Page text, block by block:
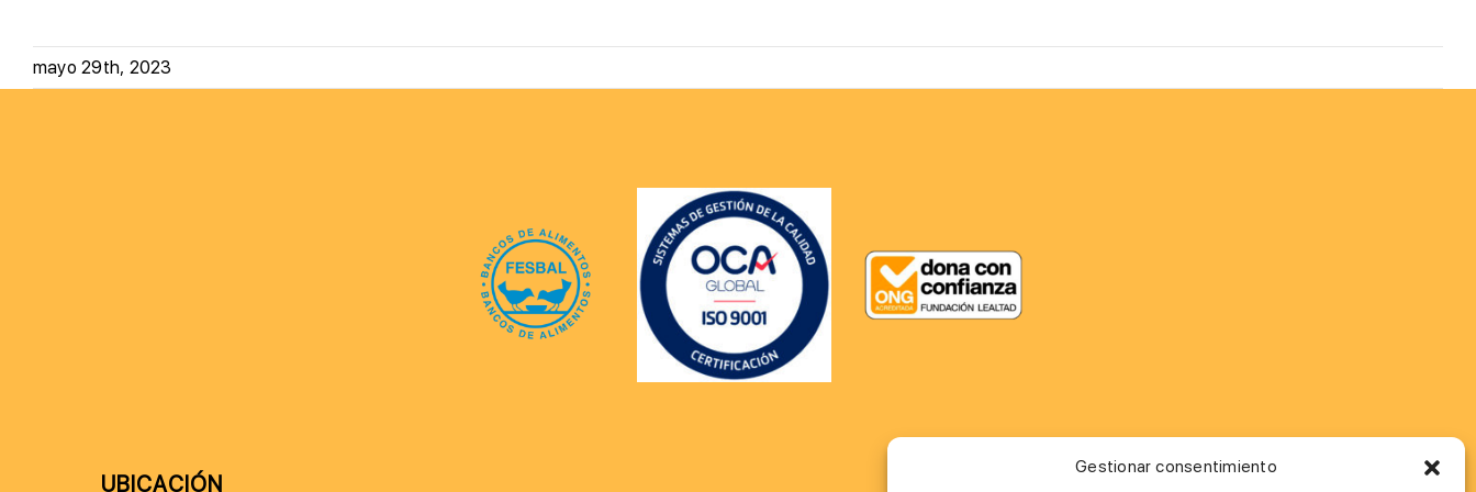
Gestionar consentimiento
mayo 29th, 2023
UBICACIÓN